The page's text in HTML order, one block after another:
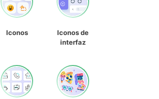
Iconos
Iconos de
interfaz